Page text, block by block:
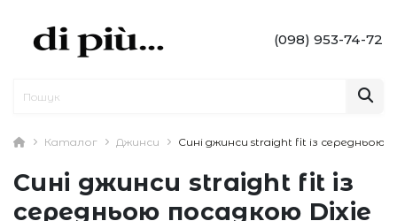
(098) 953-74-72
Каталог Джинси Сині джинси straight fit із середньою
Сині джинси straight fit із
середньою посадкою Dixie